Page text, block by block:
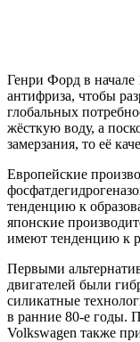
Генри Форд в начале
антифриза, чтобы
глобальных
жёсткую воду, а
замерзания, то её
Европейские
тенденцию к
японские
имеют тенденцию к
Первыми
двигателей были
силикатные
в ранние 80-е годы.
Volkswagen также